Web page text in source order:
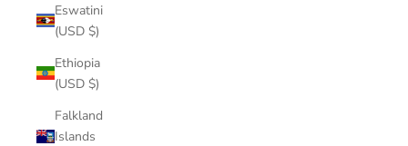
Eswatini
(USD $)
Ethiopia
(USD $)
Falkland
Islands